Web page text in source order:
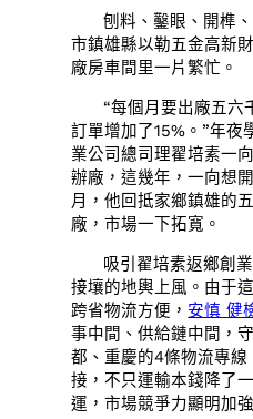
刨料、鑿眼、開榫
市鎮雄縣以勒五金高新
廠房車間里一片繁忙。
“每個月要出廠五六
訂單增加了15%。”年夜
業公司總司理翟培素一
辦廠，這幾年，一向想
月，他回抵家鄉鎮雄的
廠，市場一下拓寬。
吸引翟培素返鄉創
接壤的地輿上風。由于
跨省物流方便， 安慎 健
事中間、供給鏈中間，
都、重慶的4條物流專線
接，不只運輸本錢降了
運，市場競爭力顯明加